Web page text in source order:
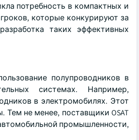
потребность в компактных и
которые конкурируют за
таких эффективных
полупроводников в
системах. Например,
в электромобилях. Этот
не менее, поставщики OSAT
промышленности,